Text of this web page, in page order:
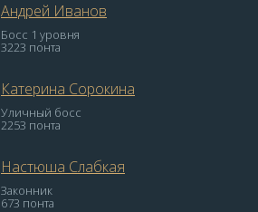
Андрей Иванов
Босс 1 уровня
3223 понта
Катерина Сорокина
Уличный босс
2253 понта
Настюша Слабкая
Законник
673 понта